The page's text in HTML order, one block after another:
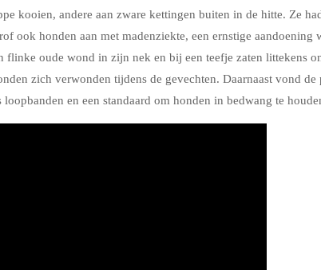
kooien, andere aan zware kettingen buiten in de hitte. Ze
ook honden aan met madenziekte, een ernstige aandoening
flinke oude wond in zijn nek en bij een teefje zaten littekens
zich verwonden tijdens de gevechten. Daarnaast vond
loopbanden en een standaard om honden in bedwang te